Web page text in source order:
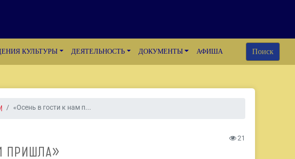
КУЛЬТУРЫ ДЕЯТЕЛЬНОСТЬ ДОКУМЕНТЫ АФИША Поиск
«Осень в гости к нам п...
21
ПРИШЛА»